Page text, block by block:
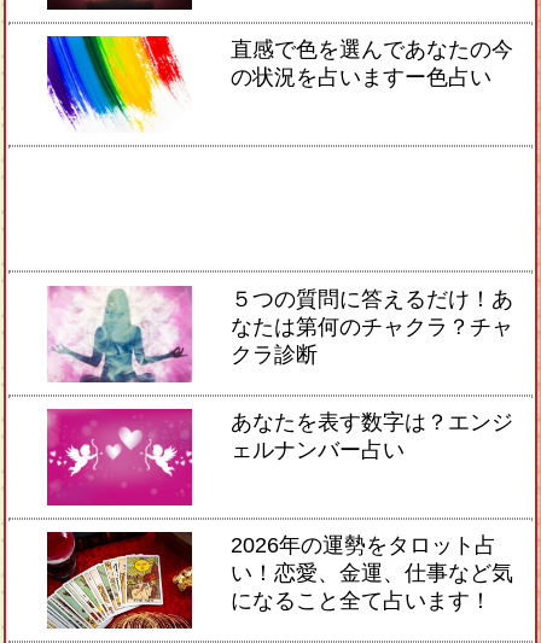
直感で色を選んであなたの今
の状況を占いますー色占い
５つの質問に答えるだけ！あ
なたは第何のチャクラ？チャ
クラ診断
あなたを表す数字は？エンジ
ェルナンバー占い
2026年の運勢をタロット占
い！恋愛、金運、仕事など気
になること全て占います！